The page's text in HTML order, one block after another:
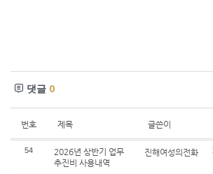
댓글 0
번호 제목 글쓴이
54
2026년 상반기 업무
추진비 사용내역
진해여성의전화